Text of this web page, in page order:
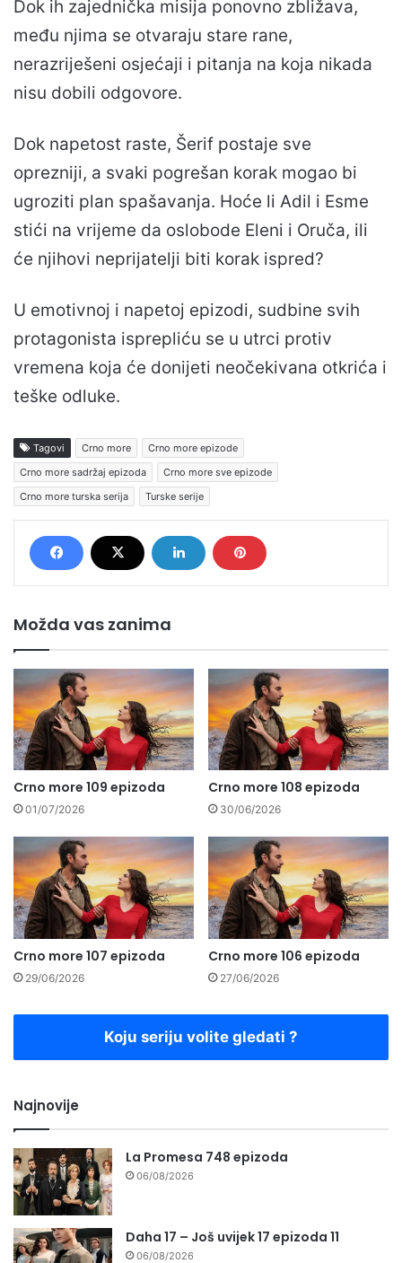
Dok ih zajednička misija ponovno zbližava,
među njima se otvaraju stare rane,
nerazriješeni osjećaji i pitanja na koja nikada
nisu dobili odgovore.
Dok napetost raste, Šerif postaje sve
oprezniji, a svaki pogrešan korak mogao bi
ugroziti plan spašavanja. Hoće li Adil i Esme
stići na vrijeme da oslobode Eleni i Oruča, ili
će njihovi neprijatelji biti korak ispred?
U emotivnoj i napetoj epizodi, sudbine svih
protagonista isprepliću se u utrci protiv
vremena koja će donijeti neočekivana otkrića i
teške odluke.
Tagovi Crno more
Crno more epizode
Crno more sadržaj epizoda
Crno more sve epizode
Crno more turska serija
Turske serije
Možda vas zanima
Crno more 109 epizoda
01/07/2026
Crno more 108 epizoda
30/06/2026
Crno more 107 epizoda
29/06/2026
Crno more 106 epizoda
27/06/2026
Koju seriju volite gledati ?
Najnovije
La Promesa 748 epizoda
06/08/2026
Daha 17 – Još uvijek 17 epizoda 11
06/08/2026